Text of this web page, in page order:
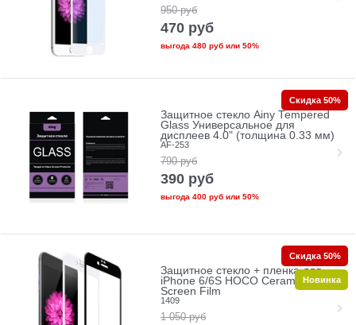
950 руб
470 руб
выгода 480 рубили 50%
Защитное стекло Ainy Tempered
Glass Универсальное для
дисплеев 4.0" (толщина 0.33 мм)
AF-253
790 руб
390 руб
выгода 400 рубили 50%
Скидка 50%
Защитное стекло + пленка для
iPhone 6/6S HOCO Ceramic Glass
Screen Film
1409
1 050 руб
Скидка 50%
Новинка